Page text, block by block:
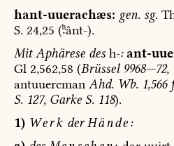
hant-uuerachæs: gen.sg.
S. 24,25 (ânt-).
MitAphäresedesh-: ant-
Gl2,562,58 (Brüssel9968—72,
antuuercman Ahd. Wb.1,566
S.127,GarkeS.118).
1) Werk der Hände: